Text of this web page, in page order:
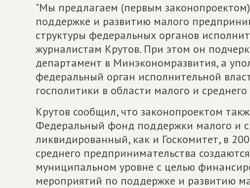
"Мы предлагаем (первым
поддержке и развитию малого
структуры федеральных органов
журналистам Крутов. При этом он
департамент в Минэкономразвития, а
федеральный орган исполнительной
госполитики в области малого и
Крутов сообщил, что законопроектом
Федеральный фонд поддержки малого и
ликвидированный, как и Госкомитет, в
среднего предпринимательства
муниципальном уровне с целью
мероприятий по поддержке и развитию